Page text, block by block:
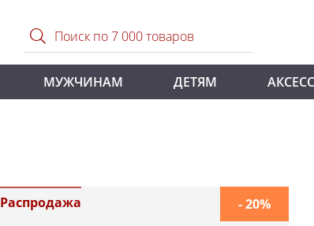
МУЖЧИНАМ ДЕТЯМ
Распродажа - 20%